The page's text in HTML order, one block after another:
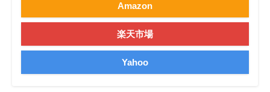
製造業のIT導入・活用を支援
モノづくり技術者専門サイト
Amazon
楽天市場
Yahoo